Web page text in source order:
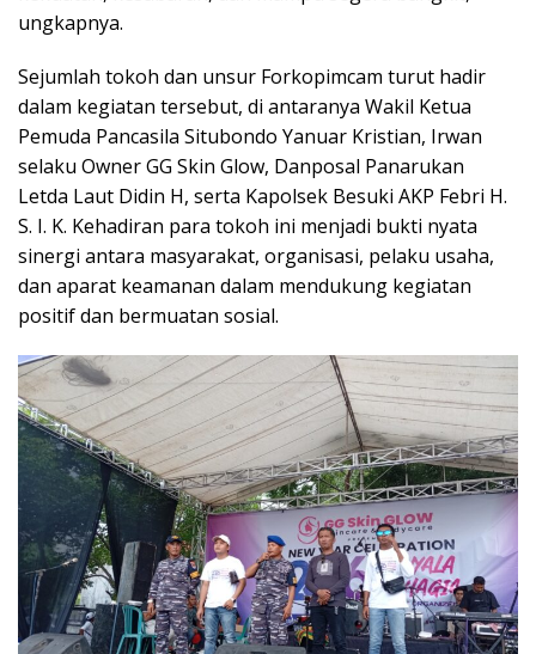
ungkapnya.
Sejumlah tokoh dan unsur Forkopimcam turut hadir
dalam kegiatan tersebut, di antaranya Wakil Ketua
Pemuda Pancasila Situbondo Yanuar Kristian, Irwan
selaku Owner GG Skin Glow, Danposal Panarukan
Letda Laut Didin H, serta Kapolsek Besuki AKP Febri H.
S. I. K. Kehadiran para tokoh ini menjadi bukti nyata
sinergi antara masyarakat, organisasi, pelaku usaha,
dan aparat keamanan dalam mendukung kegiatan
positif dan bermuatan sosial.